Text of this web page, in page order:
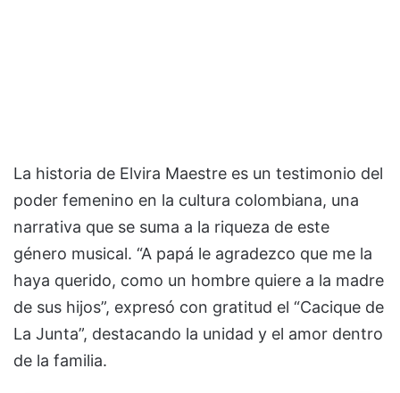
La historia de Elvira Maestre es un testimonio del
poder femenino en la cultura colombiana, una
narrativa que se suma a la riqueza de este
género musical. “A papá le agradezco que me la
haya querido, como un hombre quiere a la madre
de sus hijos”, expresó con gratitud el “Cacique de
La Junta”, destacando la unidad y el amor dentro
de la familia.